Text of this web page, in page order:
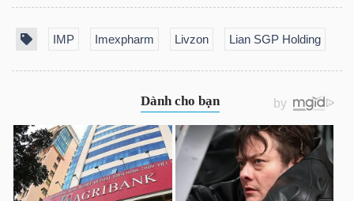
IMP Imexpharm Livzon Lian SGP Holding
LIỆU
(-)
SECTOR